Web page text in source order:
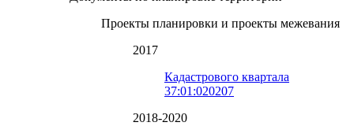
Проекты планировки и проекты межевания
2017
Кадастрового квартала
37:01:020207
2018-2020